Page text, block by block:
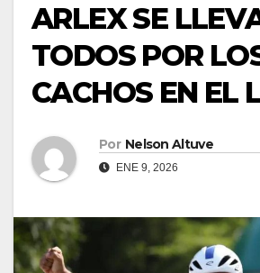
ARLEX SE
TODOS POR
CACHOS EN EL
Por Nelson Altuve
ENE 9, 2026